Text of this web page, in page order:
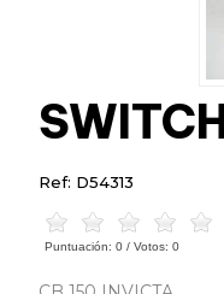
Ref: D54313
Puntuación: 0 / Votos: 0